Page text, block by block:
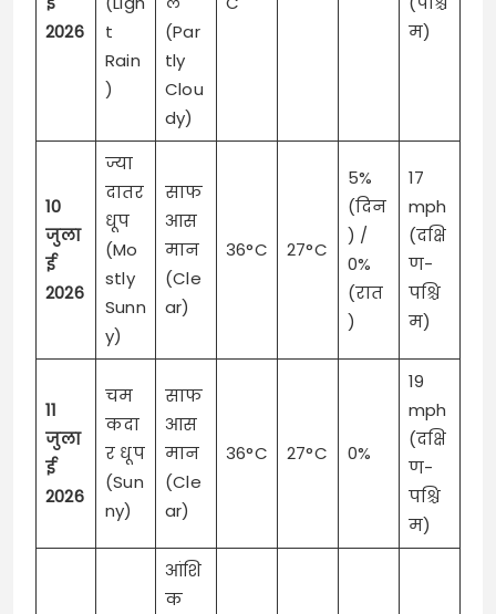
2026
t
Rain
)
(Par
tly
Clou
dy)
म)
10
जुला
ई
2026
ज्या
दातर
धूप
(Mo
stly
Sunn
y)
साफ
आस
मान
(Cle
ar)
36°C 27°C
5%
(दिन
) /
0%
(रात
)
17
mph
(दक्षि
ण-
पश्चि
म)
11
जुला
ई
2026
चम
कदा
र धूप
(Sun
ny)
साफ
आस
मान
(Cle
ar)
36°C 27°C 0%
19
mph
(दक्षि
ण-
पश्चि
म)
आंशि
क